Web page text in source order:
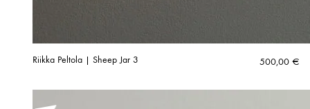
Riikka Peltola | Sheep Jar 3 500,00 €